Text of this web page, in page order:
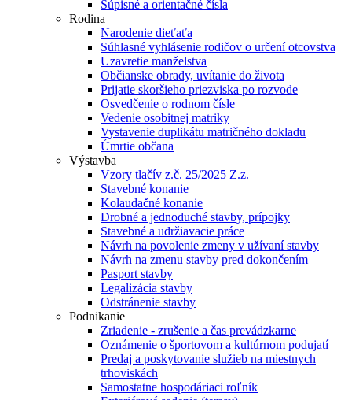
Súpisné a orientačné čísla
Rodina
Narodenie dieťaťa
Súhlasné vyhlásenie rodičov o určení otcovstva
Uzavretie manželstva
Občianske obrady, uvítanie do života
Prijatie skoršieho priezviska po rozvode
Osvedčenie o rodnom čísle
Vedenie osobitnej matriky
Vystavenie duplikátu matričného dokladu
Úmrtie občana
Výstavba
Vzory tlačív z.č. 25/2025 Z.z.
Stavebné konanie
Kolaudačné konanie
Drobné a jednoduché stavby, prípojky
Stavebné a udržiavacie práce
Návrh na povolenie zmeny v užívaní stavby
Návrh na zmenu stavby pred dokončením
Pasport stavby
Legalizácia stavby
Odstránenie stavby
Podnikanie
Zriadenie - zrušenie a čas prevádzkarne
Oznámenie o športovom a kultúrnom podujatí
Predaj a poskytovanie služieb na miestnych
trhoviskách
Samostatne hospodáriaci roľník